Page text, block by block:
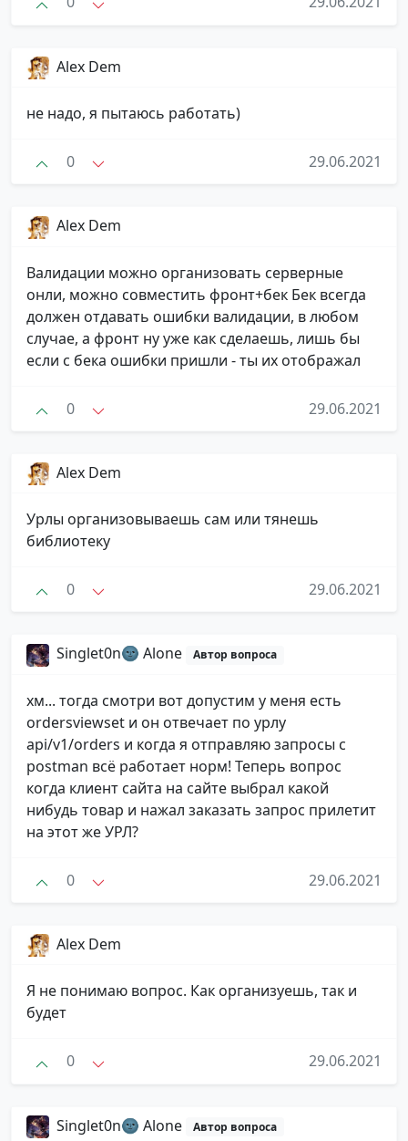
Alex Dem
не надо, я пытаюсь работать)
0 29.06.2021
Alex Dem
Валидации можно организовать серверные
онли, можно совместить фронт+бек Бек всегда
должен отдавать ошибки валидации, в любом
случае, а фронт ну уже как сделаешь, лишь бы
если с бека ошибки пришли - ты их отображал
0 29.06.2021
Alex Dem
Урлы организовываешь сам или тянешь
библиотеку
0 29.06.2021
Singlet0n🌚 Alone Автор вопроса
хм... тогда смотри вот допустим у меня есть
ordersviewset и он отвечает по урлу
api/v1/orders и когда я отправляю запросы с
postman всё работает норм! Теперь вопрос
когда клиент сайта на сайте выбрал какой
нибудь товар и нажал заказать запрос прилетит
на этот же УРЛ?
0 29.06.2021
Alex Dem
Я не понимаю вопрос. Как организуешь, так и
будет
0 29.06.2021
Singlet0n🌚 Alone Автор вопроса